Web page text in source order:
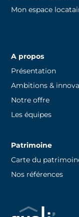
Mon espace
A propos
Présentation
Ambitions &
Notre offre
Les équipes
Patrimoine
Carte du
Nos références